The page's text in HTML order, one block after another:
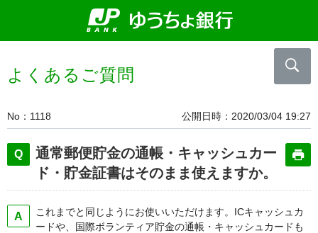
よくあるご質問
No 1118 公開日時 2020/03/04 19:27
通常郵便貯金の通帳・キャッシュカー
ド・貯金証書はそのまま使えますか。
これまでと同じようにお使いいただけます。ICキャッシュカ
ードや、国際ボランティア貯金の通帳・キャッシュカードも